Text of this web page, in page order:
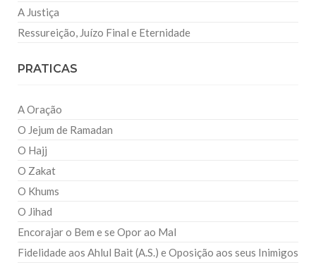
A Justiça
Ressureição, Juízo Final e Eternidade
PRATICAS
A Oração
O Jejum de Ramadan
O Hajj
O Zakat
O Khums
O Jihad
Encorajar o Bem e se Opor ao Mal
Fidelidade aos Ahlul Bait (A.S.) e Oposição aos seus Inimigos